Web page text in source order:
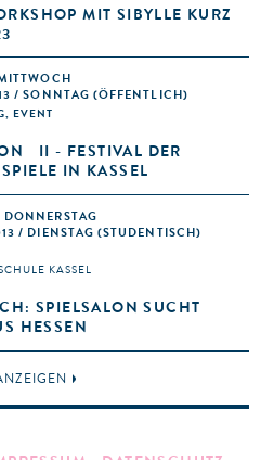
MIT SIBYLLE KURZ
/ SONNTAG (ÖFFENTLICH)
EVENT
II - FESTIVAL DER
IN KASSEL
/ DIENSTAG (STUDENTISCH)
KASSEL
SPIELSALON SUCHT
HESSEN